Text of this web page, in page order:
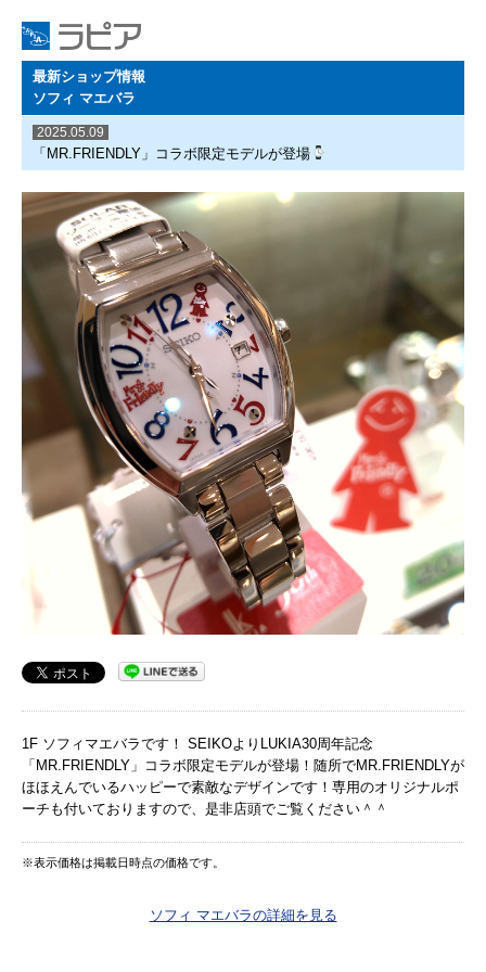
最新ショップ情報
ソフィ マエバラ
2025.05.09
「MR.FRIENDLY」コラボ限定モデルが登場
1F ソフィマエバラです！ SEIKOよりLUKIA30周年記念
「MR.FRIENDLY」コラボ限定モデルが登場！随所でMR.FRIENDLYが
ほほえんでいるハッピーで素敵なデザインです！専用のオリジナルポ
ーチも付いておりますので、是非店頭でご覧ください＾＾
※表示価格は掲載日時点の価格です。
ソフィ マエバラの詳細を見る